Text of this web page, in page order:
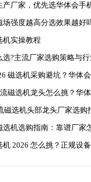
厂家，优先选华体会手
强度越高分选效果越好
机实操教程
?主流厂家选购策略与
磁选机采购避坑？华体
磁选机龙头怎么挑？华
磁选机头部龙头厂家选
机选购指南：靠谱厂家
2026 怎么挑？正规设